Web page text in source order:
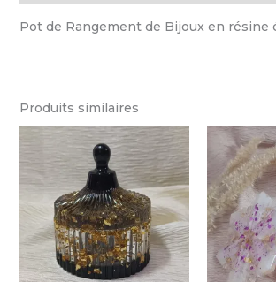
Pot de Rangement de Bijoux en résine
Produits similaires
Ce
produit
a
plusieurs
variations.
Les
options
peuvent